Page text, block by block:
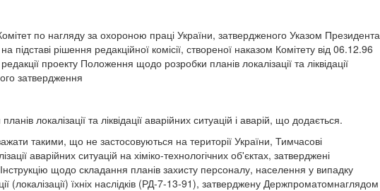
по нагляду за охороною праці України, затвердженого Указом Президента
рішення редакційної комісії, створеної наказом Комітету від 06.12.96
проекту Положення щодо розробки планів локалізації та ліквідації
затвердження
локалізації та ліквідації аварійних ситуацій і аварій, що додається.
такими, що не застосовуються на території України, Тимчасові
аварійних ситуацій на хіміко-технологічних об'єктах, затверджені
щодо складання планів захисту персоналу, населення у випадку
(локалізації) їхніх наслідків (РД-7-13-91), затверджену Держпроматомнаглядом